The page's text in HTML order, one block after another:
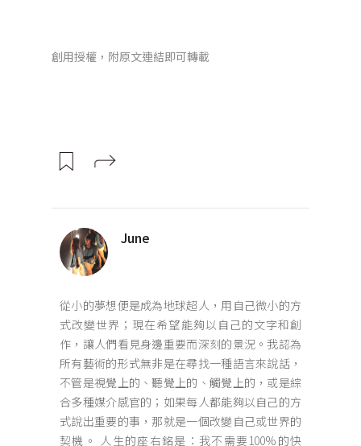
創用授權，附原文連結即可轉載
June
從小的夢想便是成為地球超人，用自己微小的方
式改變世界；現在希望能夠以自己的文字和創
作，讓人們看見身邊重要而深刻的景況。我認為
所有藝術的形式無非是在尋找一種語言來說話，
不管是視覺上的、聽覺上的、觸覺上的，或是綜
合多種媒介感官的；如果每人都能夠以自己的方
式說出重要的事，那就是一個改變自己或世界的
契機。 人生的座右銘是：我不需要100%的快